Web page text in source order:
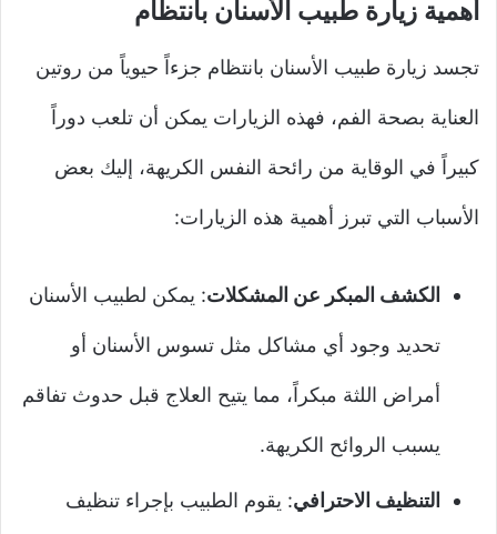
أهمية زيارة طبيب الأسنان بانتظام
تجسد زيارة طبيب الأسنان بانتظام جزءاً حيوياً من روتين
العناية بصحة الفم، فهذه الزيارات يمكن أن تلعب دوراً
كبيراً في الوقاية من رائحة النفس الكريهة، إليك بعض
الأسباب التي تبرز أهمية هذه الزيارات:
الكشف المبكر عن المشكلات: يمكن لطبيب الأسنان
تحديد وجود أي مشاكل مثل تسوس الأسنان أو
أمراض اللثة مبكراً، مما يتيح العلاج قبل حدوث تفاقم
يسبب الروائح الكريهة.
التنظيف الاحترافي: يقوم الطبيب بإجراء تنظيف